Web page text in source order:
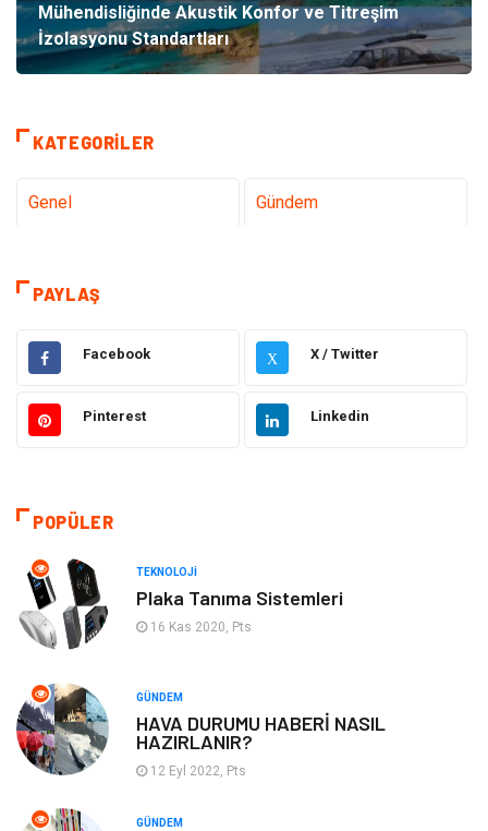
Mühendisliğinde Akustik Konfor ve Titreşim
İzolasyonu Standartları
KATEGORILER
Genel Gündem
Eğitim Hukuk
Otomotiv Elektrik & Elektronik
Giyim
Makine Gıda
Tatil
Emlak
Gayrimenkul
Finans Ekonomi
PAYLAŞ
Facebook X X / Twitter
Pinterest Linkedin
POPÜLER
TEKNOLOJI
Plaka Tanıma Sistemleri
16 Kas 2020, Pts
GÜNDEM
HAVA DURUMU HABERİ NASIL
HAZIRLANIR?
12 Eyl 2022, Pts
GÜNDEM